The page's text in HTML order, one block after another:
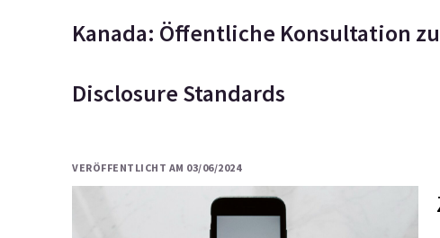
Kanada: Öffentliche Konsultation
Disclosure Standards
VERÖFFENTLICHT AM 03/06/2024